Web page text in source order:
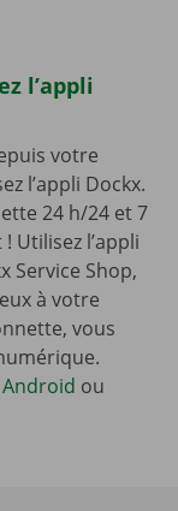
l’appli
votre
l’appli Dockx.
24 h/24 et 7
Utilisez l’appli
Service Shop,
à votre
vous
Android ou